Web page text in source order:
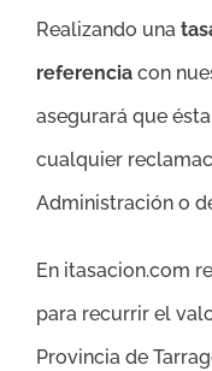
Realizando una
referencia con
asegurará que
cualquier
Administración o
En itasacion.com
para recurrir el
Provincia de